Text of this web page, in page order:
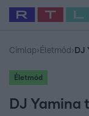
Legfrissebb RTL
Babits Marcella
Címlap› Életmód › DJ
Életmód
DJ Yamina